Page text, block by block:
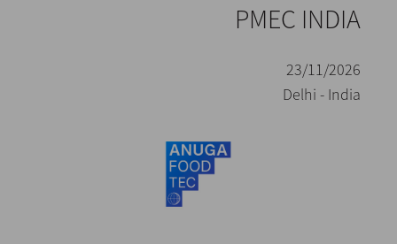
PMEC INDIA
23/11/2026
Delhi - India